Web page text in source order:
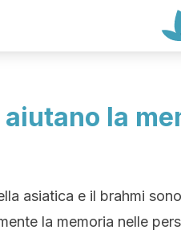
la
asiatica e il brahmi
la memoria nelle